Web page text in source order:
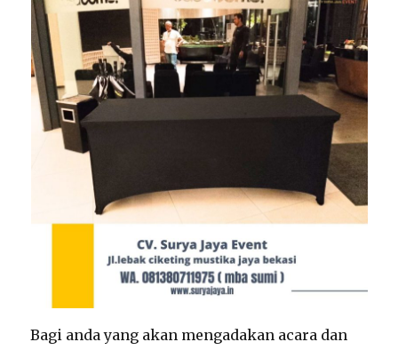
Bagi anda yang akan mengadakan acara dan